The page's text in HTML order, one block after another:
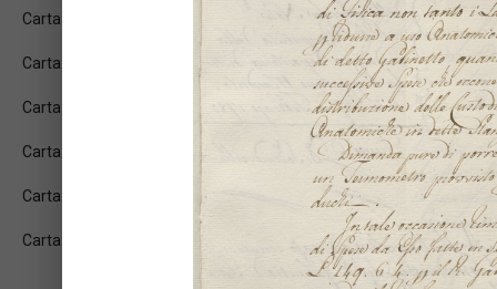
Carta: [2r]
Carta: [2v]
Carta: [3r]
Carta: [3v]
Carta: [4r]
Carta: [4v]